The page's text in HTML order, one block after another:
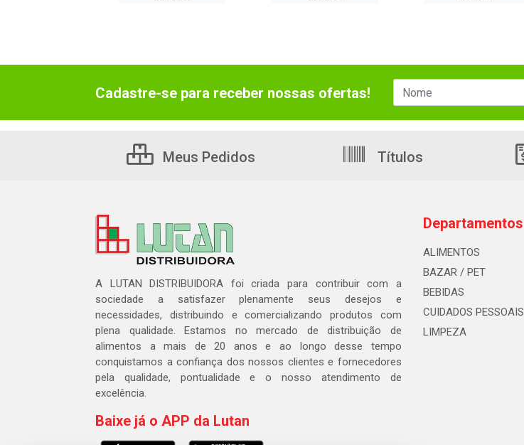
Cadastre-se para receber nossas ofertas!
Meus Pedidos Títulos
A LUTAN DISTRIBUIDORA foi criada para contribuir com a
sociedade a satisfazer plenamente seus desejos e
necessidades, distribuindo e comercializando produtos com
plena qualidade. Estamos no mercado de distribuição de
alimentos a mais de 20 anos e ao longo desse tempo
conquistamos a confiança dos nossos clientes e fornecedores
pela qualidade, pontualidade e o nosso atendimento de
excelência.
Baixe já o APP da Lutan
Departamentos
ALIMENTOS
BAZAR / PET
BEBIDAS
CUIDADOS PESSOAIS
LIMPEZA